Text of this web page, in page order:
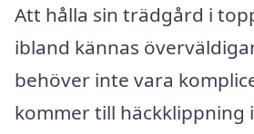
Att hålla sin trädgård i
ibland kännas
behöver inte vara
kommer till häckklippning